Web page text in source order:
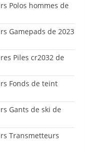
Polos hommes de
Gamepads de 2023
Piles cr2032 de
Fonds de teint
Gants de ski de
Transmetteurs